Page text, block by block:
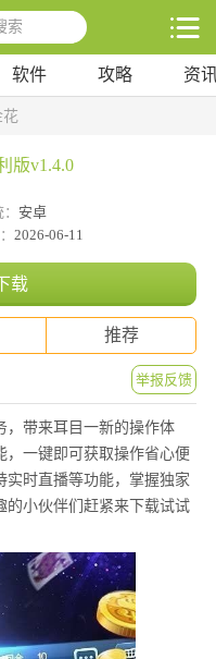
软件 攻略 资
花
版v1.4.0
安卓
2026-06-11
载
推荐
举报反馈
，带来耳目一新的操作体
，一键即可获取操作省心便
实时直播等功能，掌握独家
的小伙伴们赶紧来下载试试